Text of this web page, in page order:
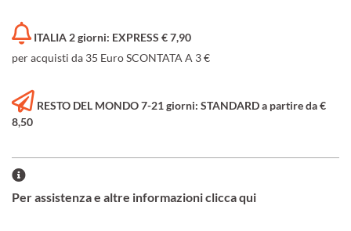
ITALIA 2 giorni: EXPRESS € 7,90
per acquisti da 35 Euro SCONTATA A 3 €
RESTO DEL MONDO 7-21 giorni: STANDARD a partire da €
8,50
Per assistenza e altre informazioni clicca qui